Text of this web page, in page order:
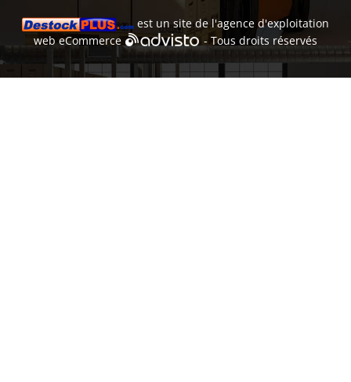
est un site de l'agence d'exploitation
webeCommerce - Tous droits réservés